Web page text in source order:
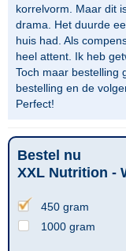
korrelvorm. Maar dit
drama. Het duurde
huis had. Als
heel attent. Ik heb
Toch maar bestelling
bestelling en de
Perfect!
Bestel nu
XXL Nutrition -
450 gram
1000 gram